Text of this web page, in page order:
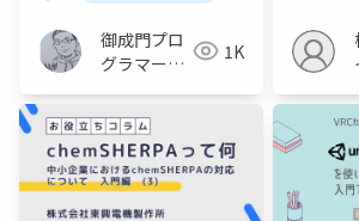
御成門プロ
グラマー
1K